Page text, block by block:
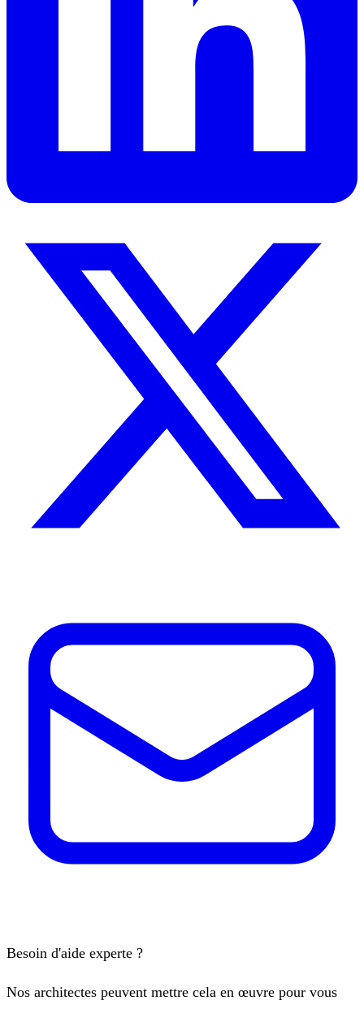
Besoin d'aide experte ?
Nos architectes peuvent mettre cela en œuvre pour vous